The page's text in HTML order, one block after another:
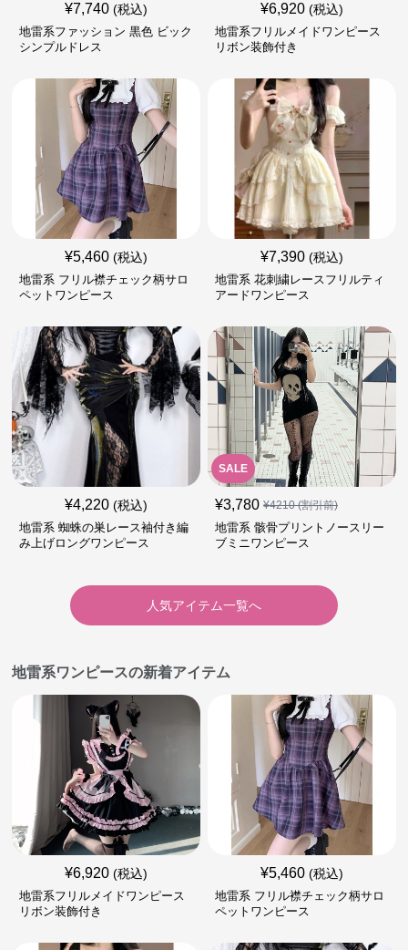
¥7,740 (税込)
地雷系ファッション 黒色 ビック
シンプルドレス
¥6,920 (税込)
地雷系フリルメイドワンピース
リボン装飾付き
¥5,460 (税込)
地雷系 フリル襟チェック柄サロ
ペットワンピース
¥7,390 (税込)
地雷系 花刺繍レースフリルティ
アードワンピース
¥4,220 (税込)
地雷系 蜘蛛の巣レース袖付き編
み上げロングワンピース
SALE
¥3,780 ¥4210(割引前)
地雷系 骸骨プリントノースリー
ブミニワンピース
人気アイテム一覧へ
地雷系ワンピースの新着アイテム
¥6,920 (税込)
地雷系フリルメイドワンピース
リボン装飾付き
¥5,460 (税込)
地雷系 フリル襟チェック柄サロ
ペットワンピース